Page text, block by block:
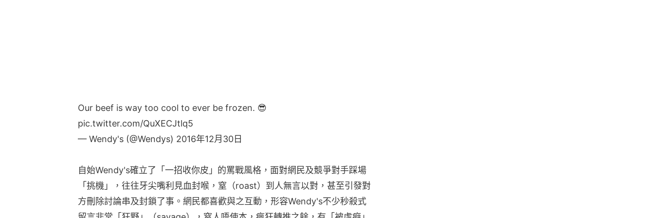
Our beef is way too cool to ever be frozen. 😎
pic.twitter.com/QuXECJtlq5
— Wendy's (@Wendys) 2016年12月30日
自始Wendy's確立了「一招收你皮」的罵戰風格，面對網民及競爭對手踩場
「挑機」，往往牙尖嘴利見血封喉，窒（roast）到人無言以對，甚至引發對
方刪除討論串及封鎖了事。網民都喜歡與之互動，形容Wendy's不少秒殺式